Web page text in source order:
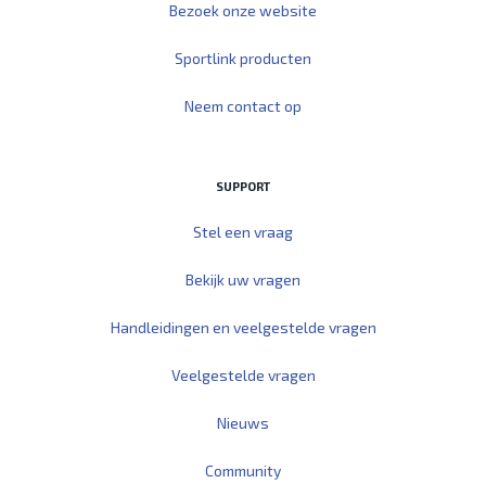
Bezoek onze website
Sportlink producten
Neem contact op
SUPPORT
Stel een vraag
Bekijk uw vragen
Handleidingen en veelgestelde vragen
Veelgestelde vragen
Nieuws
Community